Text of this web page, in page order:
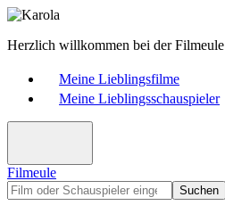
Herzlich willkommen bei der Filmeule
Meine Lieblingsfilme
Meine Lieblingsschauspieler
Filmeule
Suchen